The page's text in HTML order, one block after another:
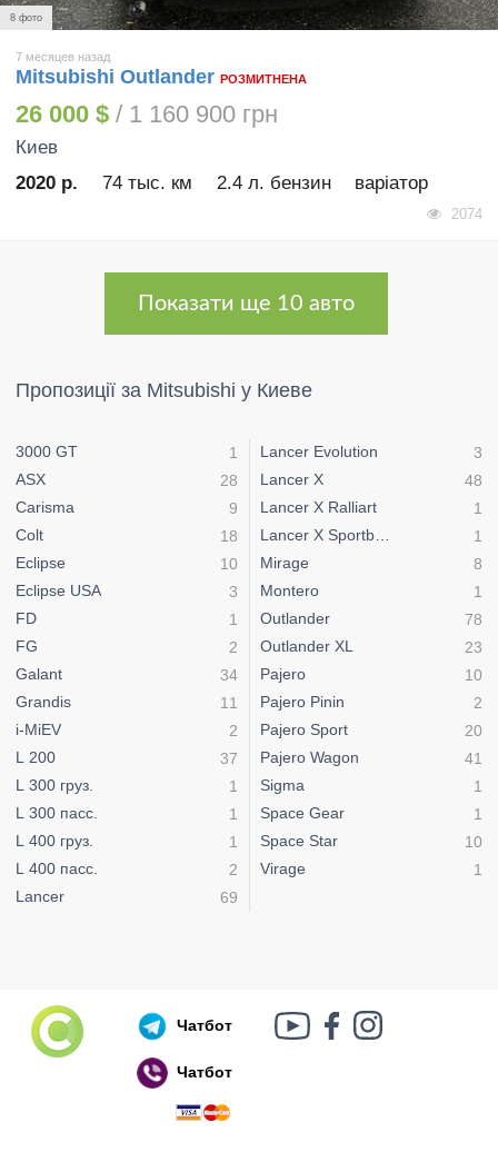
Російський воєнний корабель, іди нах..й!
🇷🇺 🚢 🖕 PS: Таки пішов 🎉
8 фото
7 месяцев назад
Mitsubishi Outlander РОЗМИТНЕНА
26 000 $ / 1 160 900 грн
Киев
2020 р.
74 тыс. км 2.4 л. бензин варіатор
2074
Показати ще 10 авто
Пропозиції за Mitsubishi у Киеве
3000 GT
1
ASX
28
Carisma
9
Colt
18
Eclipse
10
Eclipse USA
3
FD
1
FG
2
Galant
34
Grandis
11
i-MiEV
2
L 200
37
L 300 груз.
1
L 300 пасс.
1
L 400 груз.
1
L 400 пасс.
2
Lancer
69
Lancer Evolution
3
Lancer X
48
Lancer X Ralliart
1
Lancer X Sportback
1
Mirage
8
Montero
1
Outlander
78
Outlander XL
23
Pajero
10
Pajero Pinin
2
Pajero Sport
20
Pajero Wagon
41
Sigma
1
Space Gear
1
Space Star
10
Virage
1
Чатбот
Чатбот